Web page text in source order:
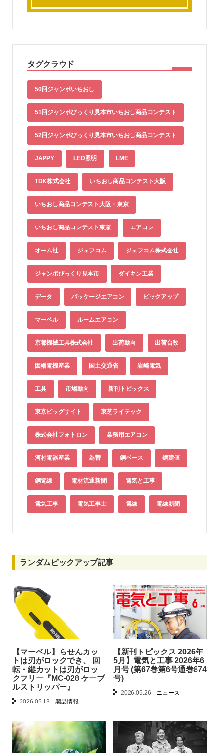
タグクラウド
50回ジャンボいちおし
51回ジャンボびっくり見本市いちおし商品コンテスト
52回ジャンボびっくり見本市いちおし商品コンテスト
JAPPY LED照明 LME
TDK株式会社 いちおし商品コンテスト大阪
いちおし商品コンテスト大阪・東京
いちおし商品コンテスト東京 エアコン
オーム社 ジェフコム ジェフコム株式会社
ジャンボびっくり見本市 ダイキン工業
データ パッケージエアコン ピックアップ
マーベル ルームエアコン
京都機械工具株式会社 出荷動向 出荷台数
因幡電機産業 国土交通省 岩崎電気
工具 市場動向 新刊トピックス
東京ビッグサイト 東芝ライテック
株式会社フォトロン 業務用エアコン
河村電器産業 為替 銅ベース 銅建値
銅電線 電材流通新聞 電気と工事
電気工事 電気工事士 電線 電線新聞
ランダムピックアップ記事
【マーベル】らせんカッ
トは刃がロックでき、 回
転・縦カットは刃がロッ
クフリー『MC-028 ケーブ
ルストリッパー』
2026.05.13 製品情報
【新刊トピックス 2026年
5月】電気と工事 2026年6
月号 (第67巻第6号通巻874
号)
2026.05.26 ニュース